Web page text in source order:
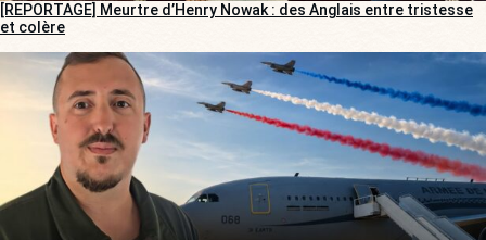
[REPORTAGE] Meurtre d’Henry Nowak : des Anglais entre tristesse
et colère